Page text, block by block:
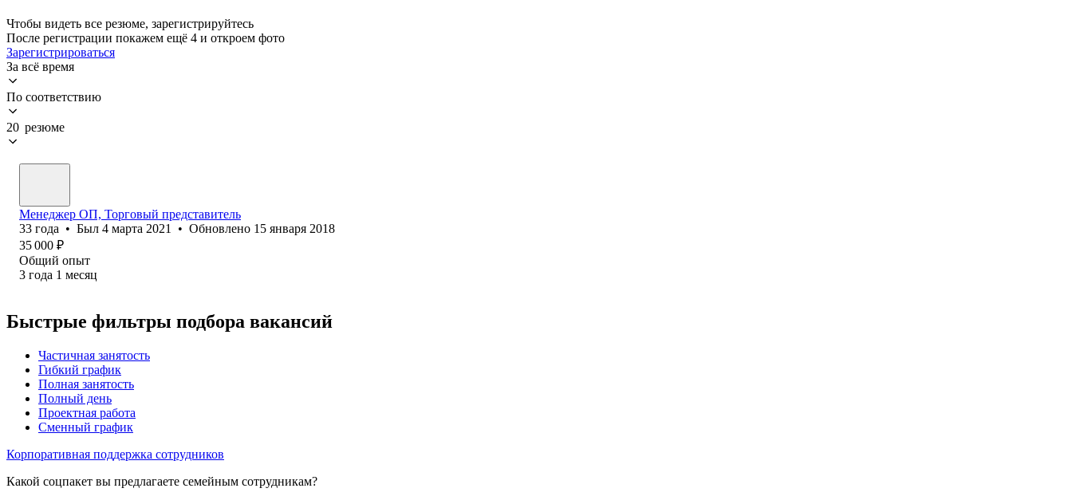
Чтобы видеть все резюме, зарегистрируйтесь
После регистрации покажем ещё 4 и откроем фото
Зарегистрироваться
За всё время
По соответствию
20 резюме
Менеджер ОП, Торговый представитель
33 года • Был 4 марта 2021 • Обновлено 15 января 2018
35 000 ₽
Общий опыт
3 года 1 месяц
Быстрые фильтры подбора вакансий
Частичная занятость
Гибкий график
Полная занятость
Полный день
Проектная работа
Сменный график
Корпоративная поддержка сотрудников
Какой соцпакет вы предлагаете семейным сотрудникам?